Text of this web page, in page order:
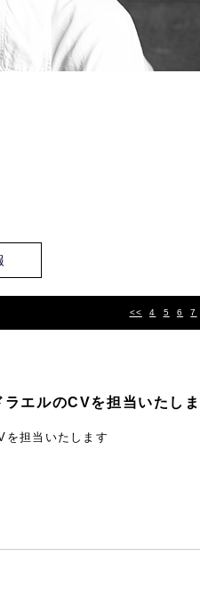
<< 4 5 6 7
エルのCVを担当いたし
を担当いたします